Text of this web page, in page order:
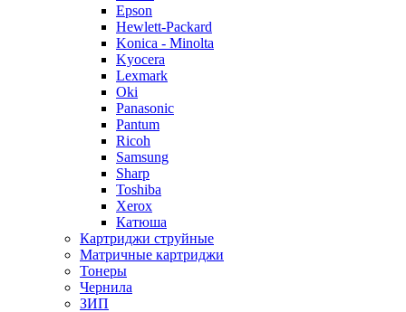
Epson
Hewlett-Packard
Konica - Minolta
Kyocera
Lexmark
Oki
Panasonic
Pantum
Ricoh
Samsung
Sharp
Toshiba
Xerox
Катюша
Картриджи струйные
Матричные картриджи
Тонеры
Чернила
ЗИП